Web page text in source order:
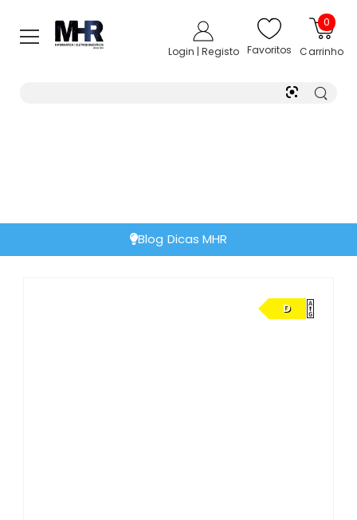
Login | Registo Favoritos
0
Carrinho
Extensão de Garantia
D